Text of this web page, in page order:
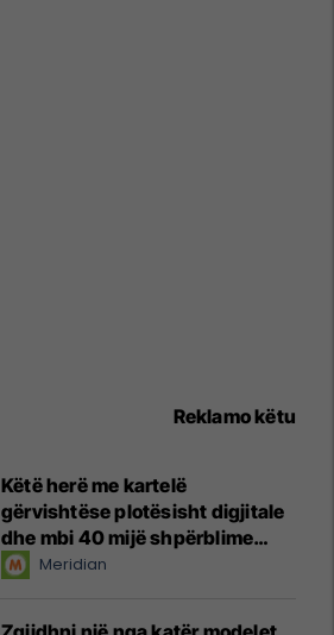
Reklamo këtu
Këtë herë me kartelë
gërvishtëse plotësisht digjitale
dhe mbi 40 mijë shpërblime
instant!Meridian